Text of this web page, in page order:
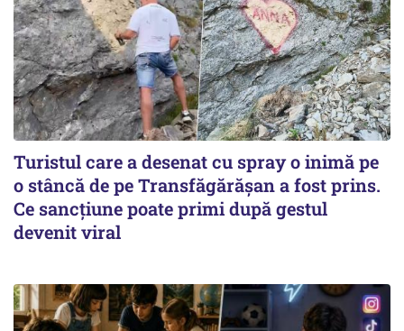
Turistul care a desenat cu spray o inimă pe
o stâncă de pe Transfăgărășan a fost prins.
Ce sancțiune poate primi după gestul
devenit viral